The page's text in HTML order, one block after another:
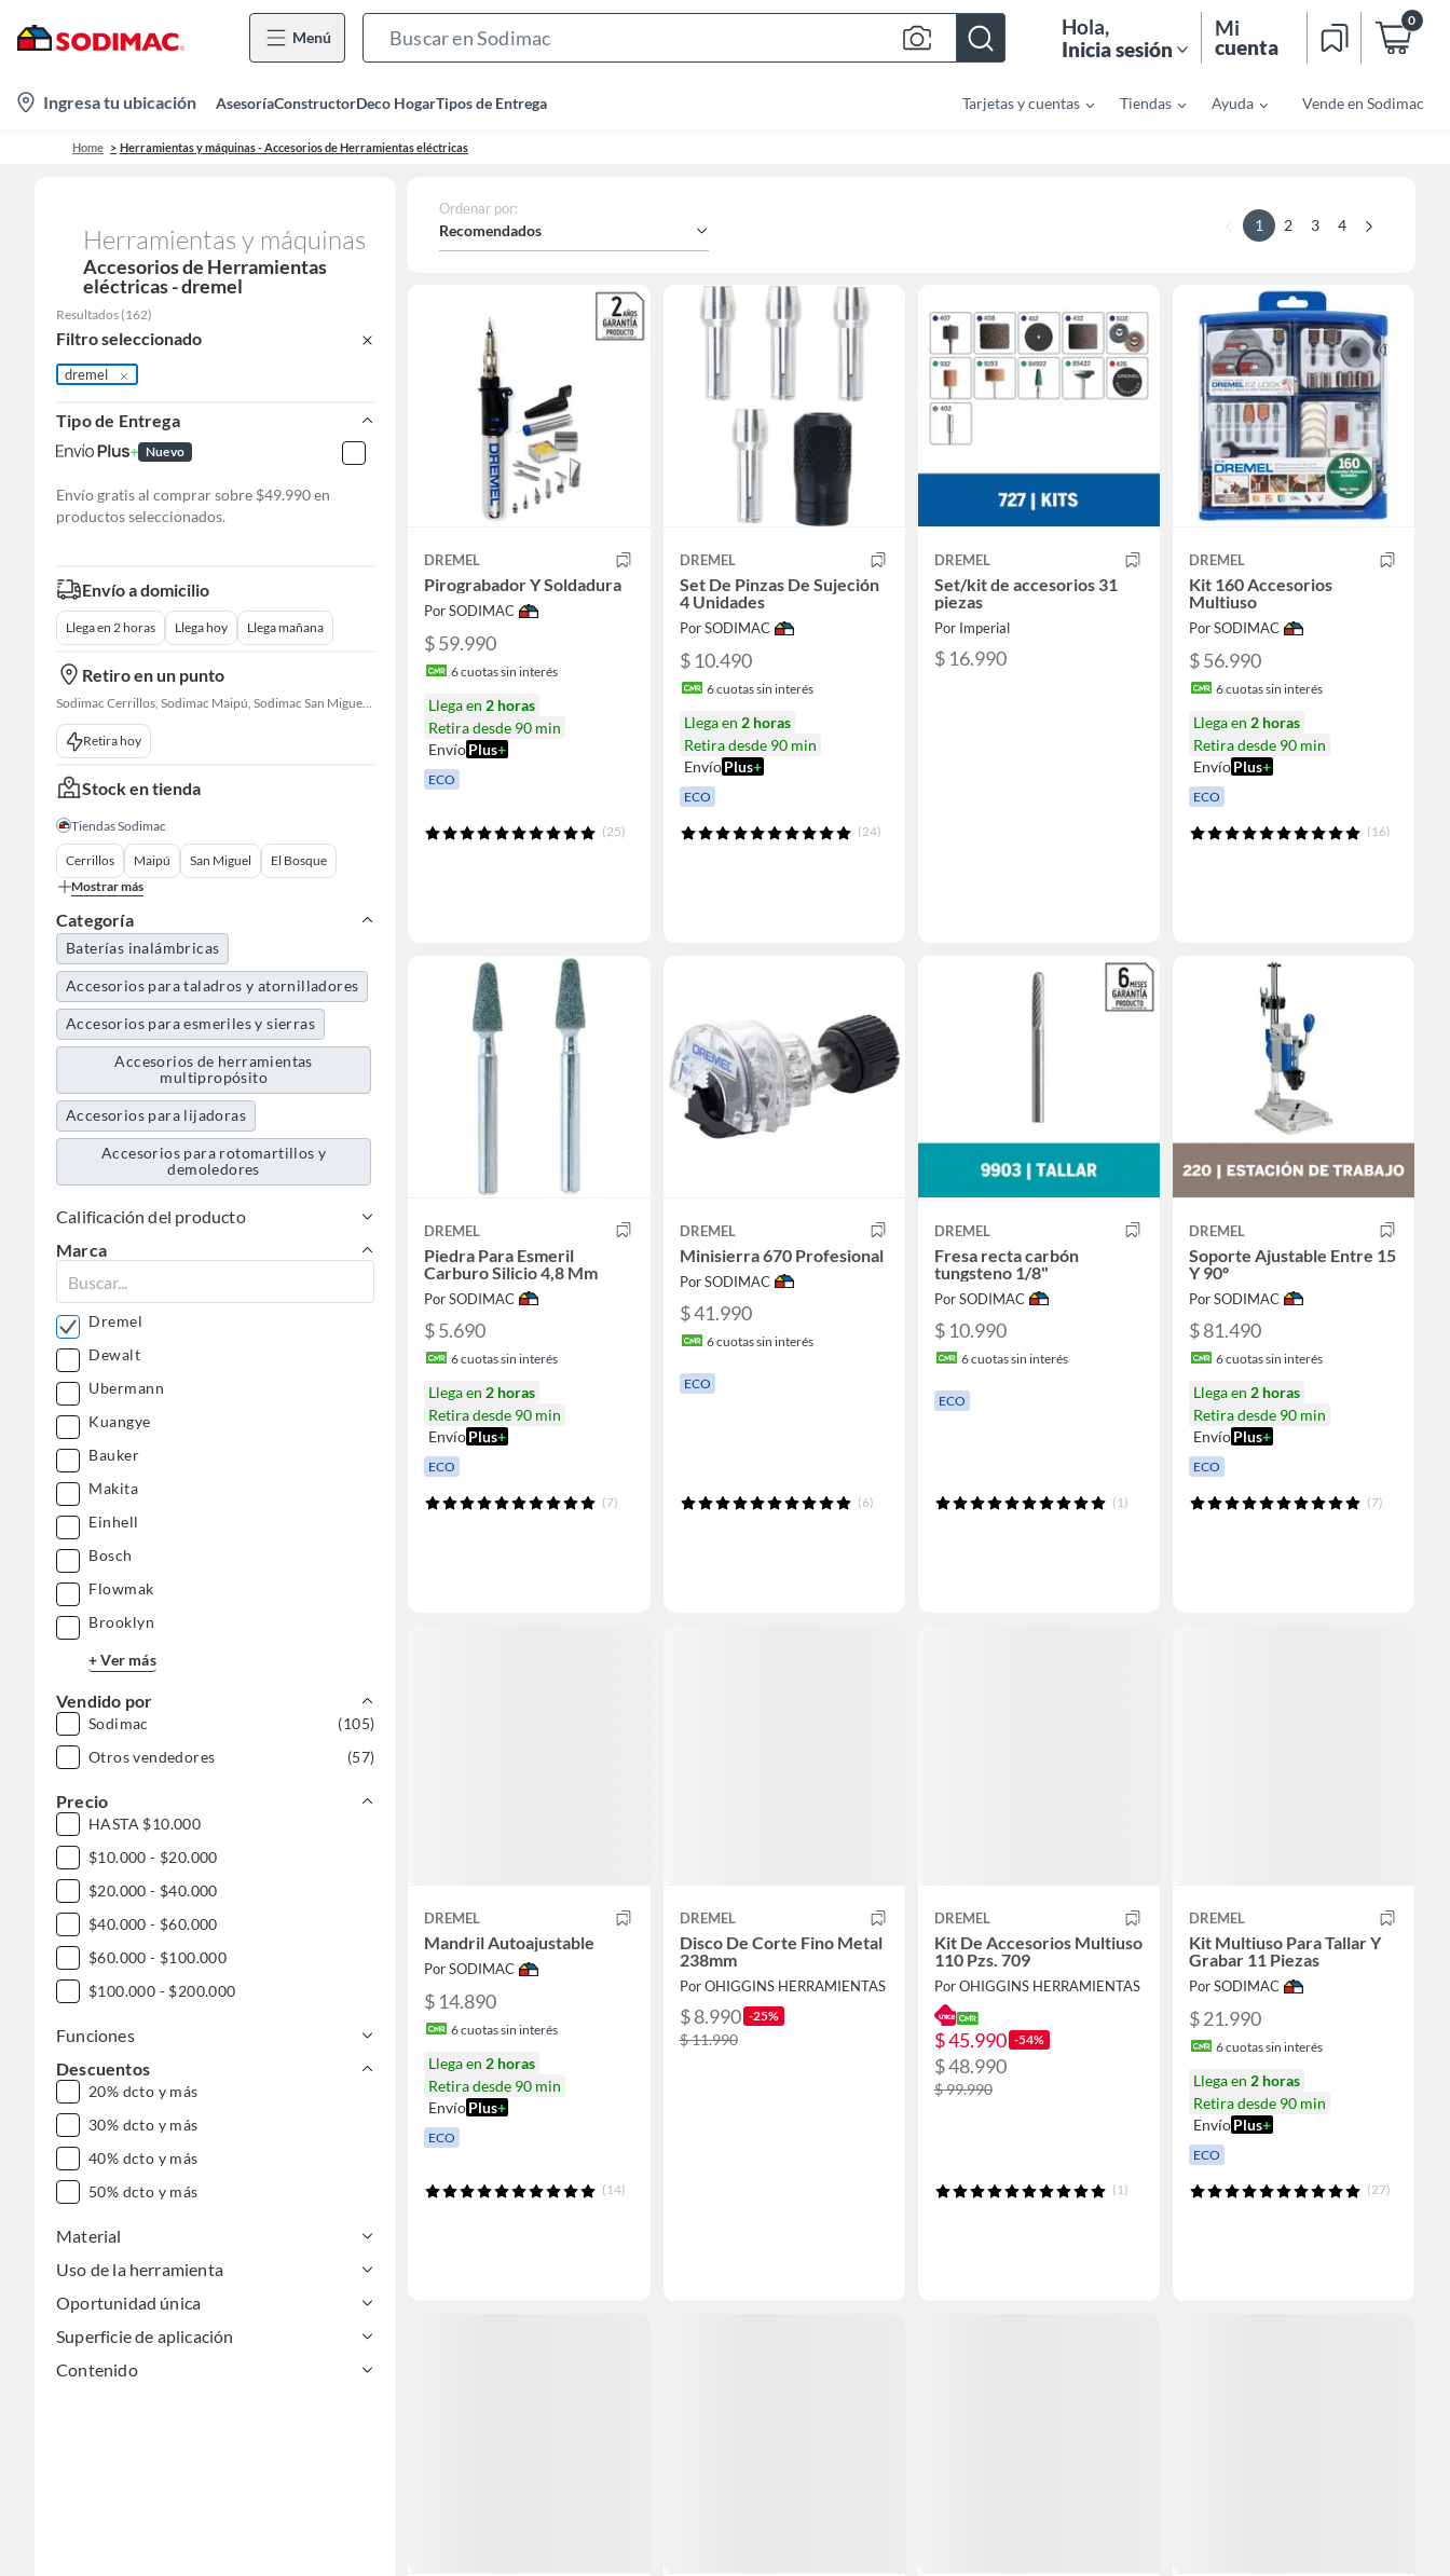
Menú
Bar
Hola,
Inicia sesión
Mi
cuenta
0
location-
icon
Ingresa tu ubicación AsesoríaConstructorDeco HogarTipos de Entrega Tarjetas y cuentas Tiendas Ayuda Vende en Sodimac
Home Herramientas y máquinas - Accesorios de Herramientas eléctricas
Herramientas y máquinas
Accesorios de Herramientas
eléctricas - dremel
Resultados (162)
Filtro seleccionado
dremel
Tipo de Entrega
Nuevo
Envío gratis al comprar sobre $49.990 en
productos seleccionados.
Envío a domicilio
Llega en 2 horas Llega hoy Llega mañana
Retiro en un punto
Sodimac Cerrillos, Sodimac Maipú, Sodimac San Miguel, Sodimac El Bosque, Sodimac San Bernardo, Sodimac Talagante, Sodimac San Fernando
Retira hoy
Stock en tienda
Tiendas Sodimac
Cerrillos Maipú San Miguel
El Bosque
Mostrar más
Categoría
Baterías inalámbricas
Accesorios para taladros y atornilladores
Accesorios para esmeriles y sierras
Accesorios de herramientas
multipropósito
Accesorios para lijadoras
Accesorios para rotomartillos y
demoledores
Calificación del producto
Marca
Dremel
Dewalt
Ubermann
Kuangye
Bauker
Makita
Einhell
Bosch
Flowmak
Brooklyn
+ Ver más
Vendido por
Sodimac
(105)
Otros vendedores
(57)
Precio
HASTA $10.000
$10.000 - $20.000
$20.000 - $40.000
$40.000 - $60.000
$60.000 - $100.000
$100.000 - $200.000
Funciones
Descuentos
20% dcto y más
30% dcto y más
40% dcto y más
50% dcto y más
Material
Uso de la herramienta
Oportunidad única
Superficie de aplicación
Contenido
Ordenar por:
Recomendados 1 2 3 4
DREMEL
Pirograbador Y Soldadura
Por SODIMAC
$ 59.990
6cuotas sin interés
Llega en 2 horas
Retira desde 90 min
EnvíoPlus+
ECO
(25)
DREMEL
Set De Pinzas De Sujeción
4 Unidades
Por SODIMAC
$ 10.490
6cuotas sin interés
Llega en 2 horas
Retira desde 90 min
Envío Plus+
ECO
(24)
DREMEL
Set/kit de accesorios 31
piezas
Por Imperial
$ 16.990
DREMEL
Kit 160 Accesorios
Multiuso
Por SODIMAC
$ 56.990
6cuotas sin interés
Llega en 2 horas
Retira desde 90 min
EnvíoPlus+
ECO
(16)
DREMEL
Piedra Para Esmeril
Carburo Silicio 4,8 Mm
Por SODIMAC
$ 5.690
6cuotas sin interés
Llega en 2 horas
Retira desde 90 min
EnvíoPlus+
ECO
(7)
DREMEL
Minisierra 670 Profesional
Por SODIMAC
$ 41.990
6cuotas sin interés
ECO
(6)
DREMEL
Fresa recta carbón
tungsteno 1/8"
Por SODIMAC
$ 10.990
6cuotas sin interés
ECO
(1)
DREMEL
Soporte Ajustable Entre 15
Y 90º
Por SODIMAC
$ 81.490
6cuotas sin interés
Llega en 2 horas
Retira desde 90 min
EnvíoPlus+
ECO
(7)
DREMEL
Mandril Autoajustable
Por SODIMAC
$ 14.890
6cuotas sin interés
Llega en 2 horas
Retira desde 90 min
EnvíoPlus+
ECO
(14)
DREMEL
Disco De Corte Fino Metal
238mm
Por OHIGGINS HERRAMIENTAS
$ 8.990 -25%
$ 11.990
DREMEL
Kit De Accesorios Multiuso
110 Pzs. 709
Por OHIGGINS HERRAMIENTAS
$ 45.990 -54%
$ 48.990
$ 99.990
(1)
DREMEL
Kit Multiuso Para Tallar Y
Grabar 11 Piezas
Por SODIMAC
$ 21.990
6cuotas sin interés
Llega en 2 horas
Retira desde 90 min
EnvíoPlus+
ECO
(27)